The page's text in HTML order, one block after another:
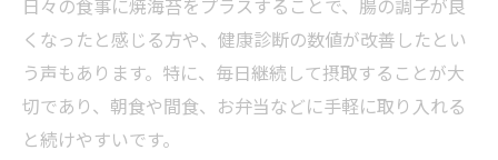
日々の食事に焼海苔をプラスすることで、腸の調子が良
くなったと感じる方や、健康診断の数値が改善したとい
う声もあります。特に、毎日継続して摂取することが大
切であり、朝食や間食、お弁当などに手軽に取り入れる
と続けやすいです。